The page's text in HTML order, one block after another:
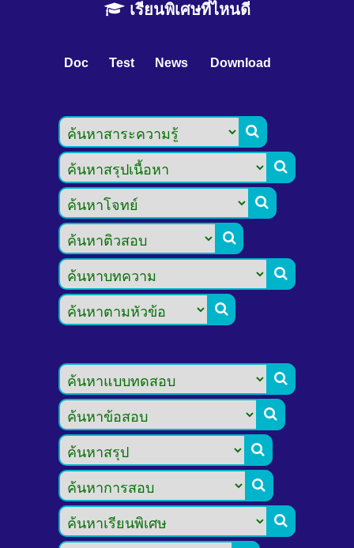
เรียนพิเศษที่ไหนดี
Doc Test News Download










